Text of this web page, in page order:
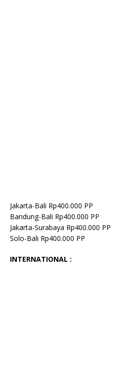
Jakarta-Bali Rp400.000 PP
Bandung-Bali Rp400.000 PP
Jakarta-Surabaya Rp400.000 PP
Solo-Bali Rp400.000 PP
INTERNATIONAL :